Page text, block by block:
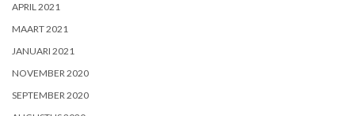
APRIL 2021
MAART 2021
JANUARI 2021
NOVEMBER 2020
SEPTEMBER 2020